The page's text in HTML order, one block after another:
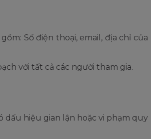
Số điện thoại, email, địa chỉ của
với tất cả các người tham gia.
dấu hiệu gian lận hoặc vi phạm quy